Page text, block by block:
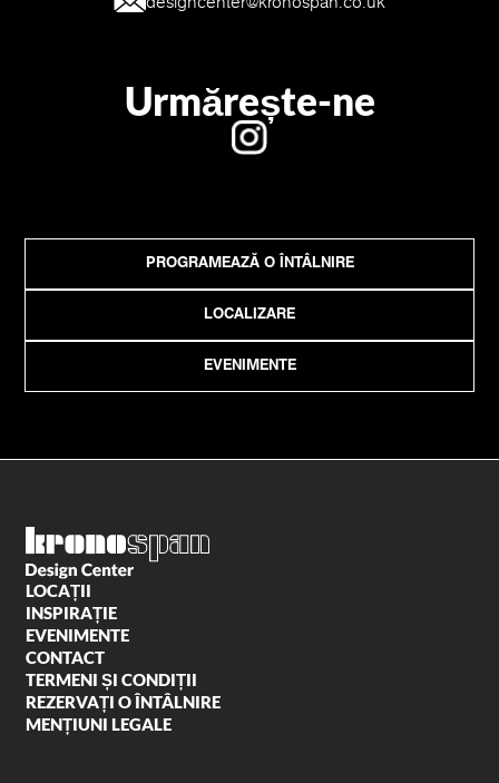
Urmărește-ne
PROGRAMEAZĂ O ÎNTÂLNIRE
LOCALIZARE
EVENIMENTE
LOCAȚII
INSPIRAȚIE
EVENIMENTE
CONTACT
TERMENI ȘI CONDIȚII
REZERVAȚI O ÎNTÂLNIRE
MENȚIUNI LEGALE